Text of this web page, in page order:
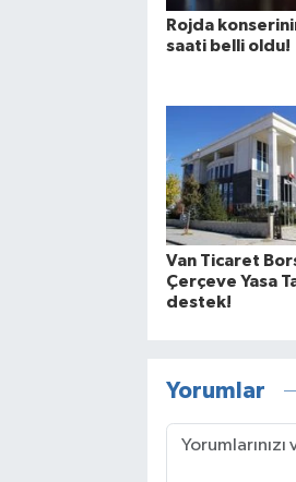
Rojda
saati belli oldu!
Van Ticaret
Çerçeve Yasa
destek!
Yorumlar